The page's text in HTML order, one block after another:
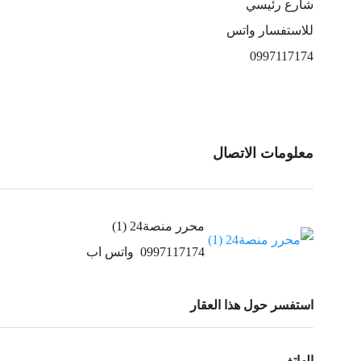
شارع رئيسي
للاستفسار واتس
0997117174
معلومات الاتصال
محرر منصة24 (1)
0997117174 واتس اب
استفسر حول هذا العقار